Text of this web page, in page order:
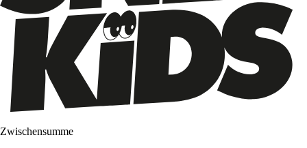
Zwischensumme